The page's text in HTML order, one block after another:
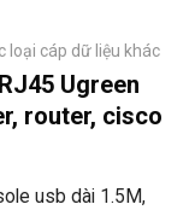
loại cáp dữ liệu khác
Ugreen
router, cisco
usb dài 1.5M,